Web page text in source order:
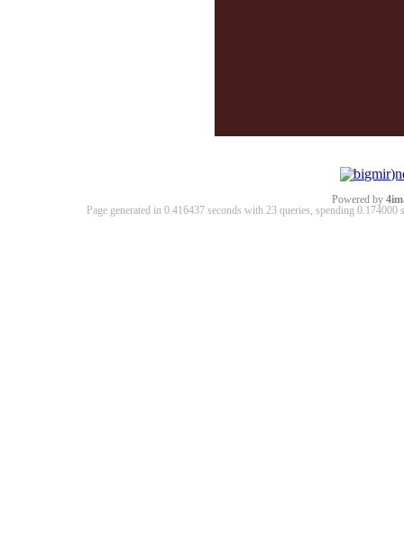
Powered by
Page generated in 0.416437 seconds with 23 queries, spending